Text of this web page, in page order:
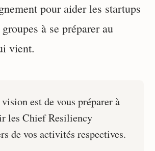
pour aider les startups
à se préparer au
vient.
est de vous préparer à
les Chief Resiliency
de vos activités respectives.